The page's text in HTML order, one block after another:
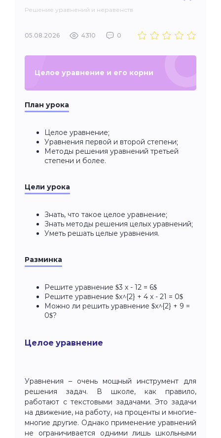
Решение уравнений и неравенств
05.08.2026 4310 0
Целое уравнение и его корни
План урока
Целое уравнение;
Уравнения первой и второй степени;
Методы решения уравнений третьей
степени и более.
Цели урока
Знать, что такое целое уравнение;
Знать методы решения целых уравнений;
Уметь решать целые уравнения.
Разминка
Решите уравнение $3 x - 12 = 6$
Решите уравнение $x^{2} + 4 x - 21 = 0$
Можно ли решить уравнение $x^{2} + 9 =
0$?
Целое уравнение
Уравнения – очень мощный инструмент для
решения задач. В школе, как правило,
работают с текстовыми задачами. Это задачи
на движение, на работу, на проценты и многие-
многие другие. Однако применение уравнений
не ограничивается одними лишь школьными